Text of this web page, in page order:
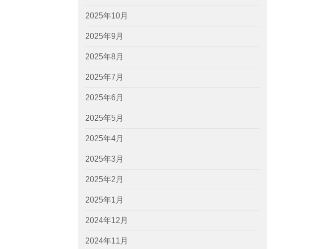
2025年10月
2025年9月
2025年8月
2025年7月
2025年6月
2025年5月
2025年4月
2025年3月
2025年2月
2025年1月
2024年12月
2024年11月